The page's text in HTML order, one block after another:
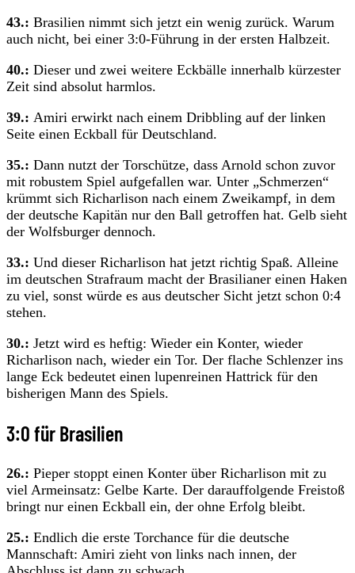
43.: Brasilien nimmt sich jetzt ein wenig zurück. Warum
auch nicht, bei einer 3:0-Führung in der ersten Halbzeit.
40.: Dieser und zwei weitere Eckbälle innerhalb kürzester
Zeit sind absolut harmlos.
39.: Amiri erwirkt nach einem Dribbling auf der linken
Seite einen Eckball für Deutschland.
35.: Dann nutzt der Torschütze, dass Arnold schon zuvor
mit robustem Spiel aufgefallen war. Unter „Schmerzen“
krümmt sich Richarlison nach einem Zweikampf, in dem
der deutsche Kapitän nur den Ball getroffen hat. Gelb sieht
der Wolfsburger dennoch.
33.: Und dieser Richarlison hat jetzt richtig Spaß. Alleine
im deutschen Strafraum macht der Brasilianer einen Haken
zu viel, sonst würde es aus deutscher Sicht jetzt schon 0:4
stehen.
30.: Jetzt wird es heftig: Wieder ein Konter, wieder
Richarlison nach, wieder ein Tor. Der flache Schlenzer ins
lange Eck bedeutet einen lupenreinen Hattrick für den
bisherigen Mann des Spiels.
3:0 für Brasilien
26.: Pieper stoppt einen Konter über Richarlison mit zu
viel Armeinsatz: Gelbe Karte. Der darauffolgende Freistoß
bringt nur einen Eckball ein, der ohne Erfolg bleibt.
25.: Endlich die erste Torchance für die deutsche
Mannschaft: Amiri zieht von links nach innen, der